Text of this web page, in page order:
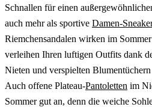
Schnallen für einen
auch mehr als sportive Damen-
Riemchensandalen wirken im
verleihen Ihren luftigen Outfits dank
Nieten und verspielten
Auch offene Plateau-Pantoletten im
Sommer gut an, denn die weiche